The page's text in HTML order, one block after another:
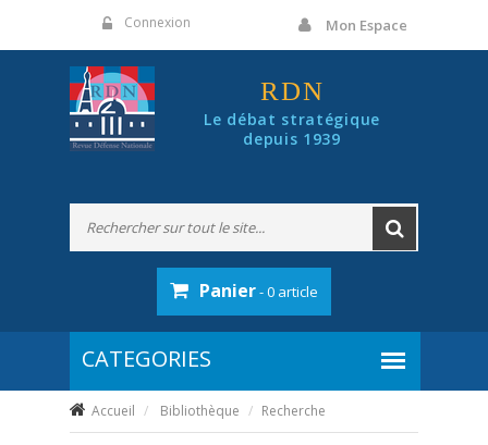
Connexion Mon Espace
RDN
Le débat stratégique
depuis 1939
Panier- 0 article
Accueil Bibliothèque Recherche